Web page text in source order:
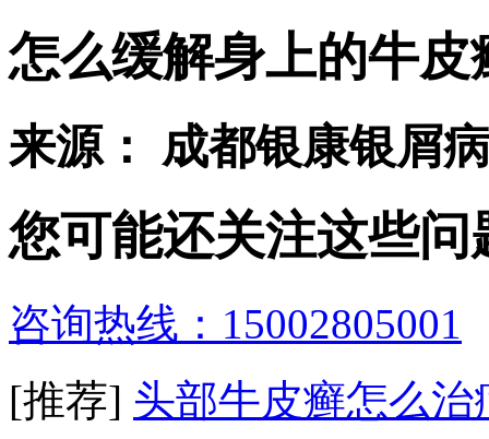
怎么缓解身上的牛皮
来源： 成都银康银屑
您可能还关注这些问
咨询热线：15002805001
[推荐] 头部牛皮癣怎么治